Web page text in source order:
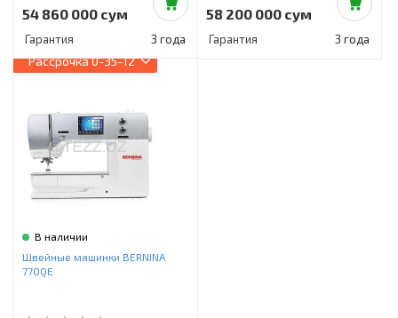
54 860 000 сум
Гарантия 3 года
58 200 000 сум
Гарантия 3 года
Рассрочка0-35-12
В наличии
Швейные машинки BERNINA
770QE